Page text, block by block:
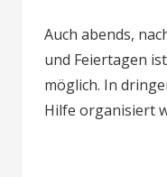
Auch abends,
und Feiertagen
möglich. In
Hilfe organisiert